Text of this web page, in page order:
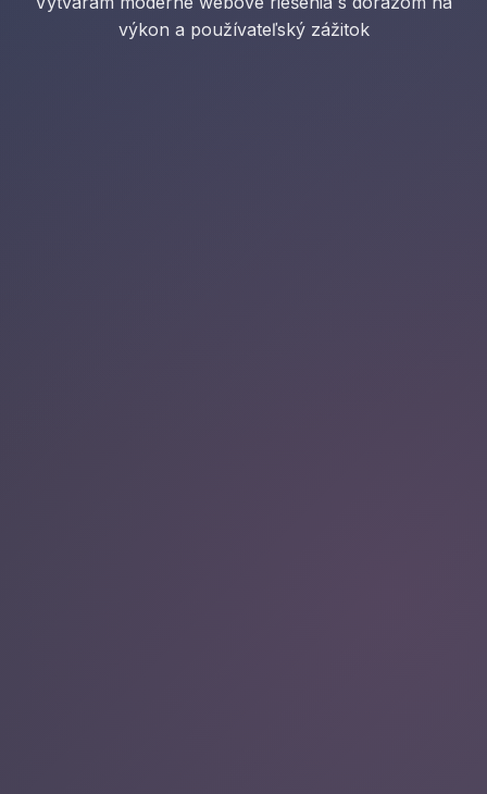
výkon a používateľský zážitok